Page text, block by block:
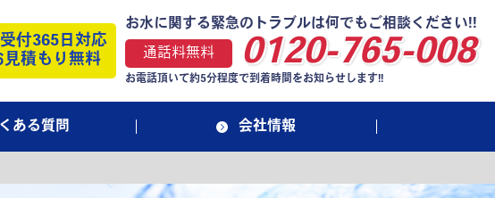
付365日対応
見積もり無料
お水に関する緊急のトラブルは何でもご相談ください!!
通話料無料 0120-765-008
お電話頂いて約5分程度で到着時間をお知らせします!!
ある質問 会社情報